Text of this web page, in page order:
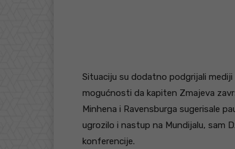
Situaciju su dodatno podgrijali
mogućnosti da kapiten Zmajeva
Minhena i Ravensburga sugerisale
ugrozilo i nastup na Mundijalu, sam
konferencije.